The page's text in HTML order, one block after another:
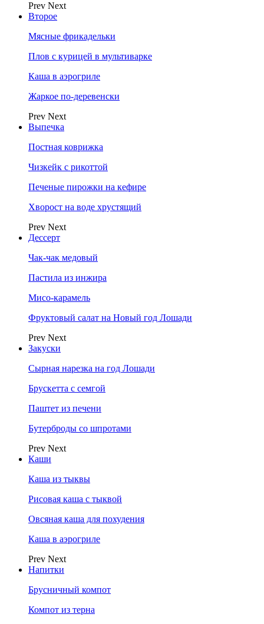
Prev Next
Второе
Мясные фрикадельки
Плов с курицей в мультиварке
Каша в аэрогриле
Жаркое по-деревенски
Prev Next
Выпечка
Постная коврижка
Чизкейк с рикоттой
Печеные пирожки на кефире
Хворост на воде хрустящий
Prev Next
Дессерт
Чак-чак медовый
Пастила из инжира
Мисо-карамель
Фруктовый салат на Новый год Лошади
Prev Next
Закуски
Сырная нарезка на год Лошади
Брускетта с семгой
Паштет из печени
Бутерброды со шпротами
Prev Next
Каши
Каша из тыквы
Рисовая каша с тыквой
Овсяная каша для похудения
Каша в аэрогриле
Prev Next
Напитки
Брусничный компот
Компот из терна